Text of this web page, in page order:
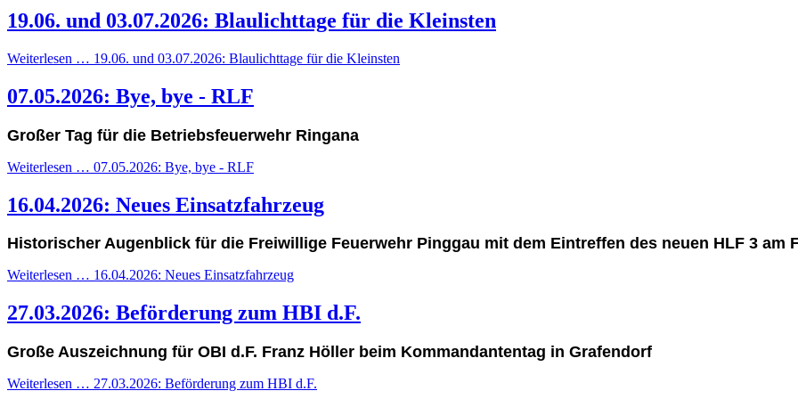
19.06. und 03.07.2026: Blaulichttage für die Kleinsten
Weiterlesen … 19.06. und 03.07.2026: Blaulichttage für die Kleinsten
07.05.2026: Bye, bye - RLF
Großer Tag für die Betriebsfeuerwehr Ringana
Weiterlesen … 07.05.2026: Bye, bye - RLF
16.04.2026: Neues Einsatzfahrzeug
Historischer Augenblick für die Freiwillige Feuerwehr Pinggau mit dem Eintreffen des neuen HLF 3 am
Weiterlesen … 16.04.2026: Neues Einsatzfahrzeug
27.03.2026: Beförderung zum HBI d.F.
Große Auszeichnung für OBI d.F. Franz Höller beim Kommandantentag in Grafendorf
Weiterlesen … 27.03.2026: Beförderung zum HBI d.F.